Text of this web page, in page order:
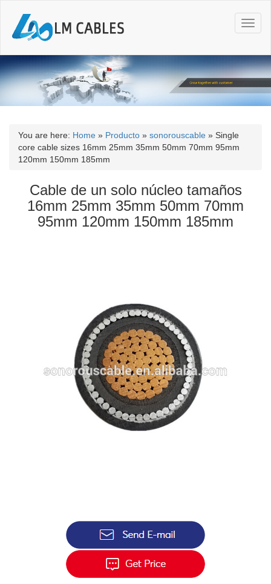
T
o
g
l
n
a
You are here: Home » Producto » sonorouscable » Single
core cable sizes 16mm 25mm 35mm 50mm 70mm 95mm
120mm 150mm 185mm
Cable de un solo núcleo tamaños
16mm 25mm 35mm 50mm 70mm
95mm 120mm 150mm 185mm